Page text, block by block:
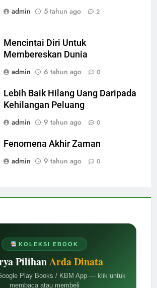
KOLEKSI EBOOK
PilihanArda Dinata
Play Books / KBM App — klik untuk
membaca atau membeli
admin
5 tahun ago 2
Mencintai Diri Untuk
Membereskan Dunia
admin
6 tahun ago 0
Lebih Baik Hilang Uang Daripada
Kehilangan Peluang
admin
9 tahun ago 0
Fenomena Akhir Zaman
admin
9 tahun ago 0